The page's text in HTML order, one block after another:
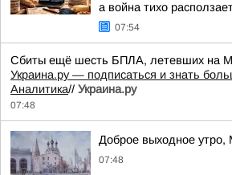
а война тихо
07:54
Сбиты ещё шесть БПЛА, летевших на
Украина.ру — подписаться и знать
Аналитика// Украина.ру
07:48
Доброе выходное утро,
07:48